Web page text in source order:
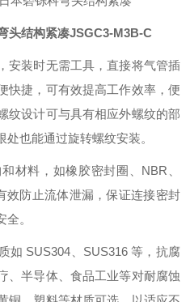
头结构紧凑JSGC3-M3B-C
安装时无需工具，直接将气管插
快捷，可有效提高工作效率，便
纹设计可与具有相应外螺纹的部
也能通过旋转螺纹安装。
材料，如橡胶密封圈、NBR、
效防止流体泄漏，保证连接密封
。
如 SUS304、SUS316 等，抗腐
、半导体、食品工业等对耐腐蚀